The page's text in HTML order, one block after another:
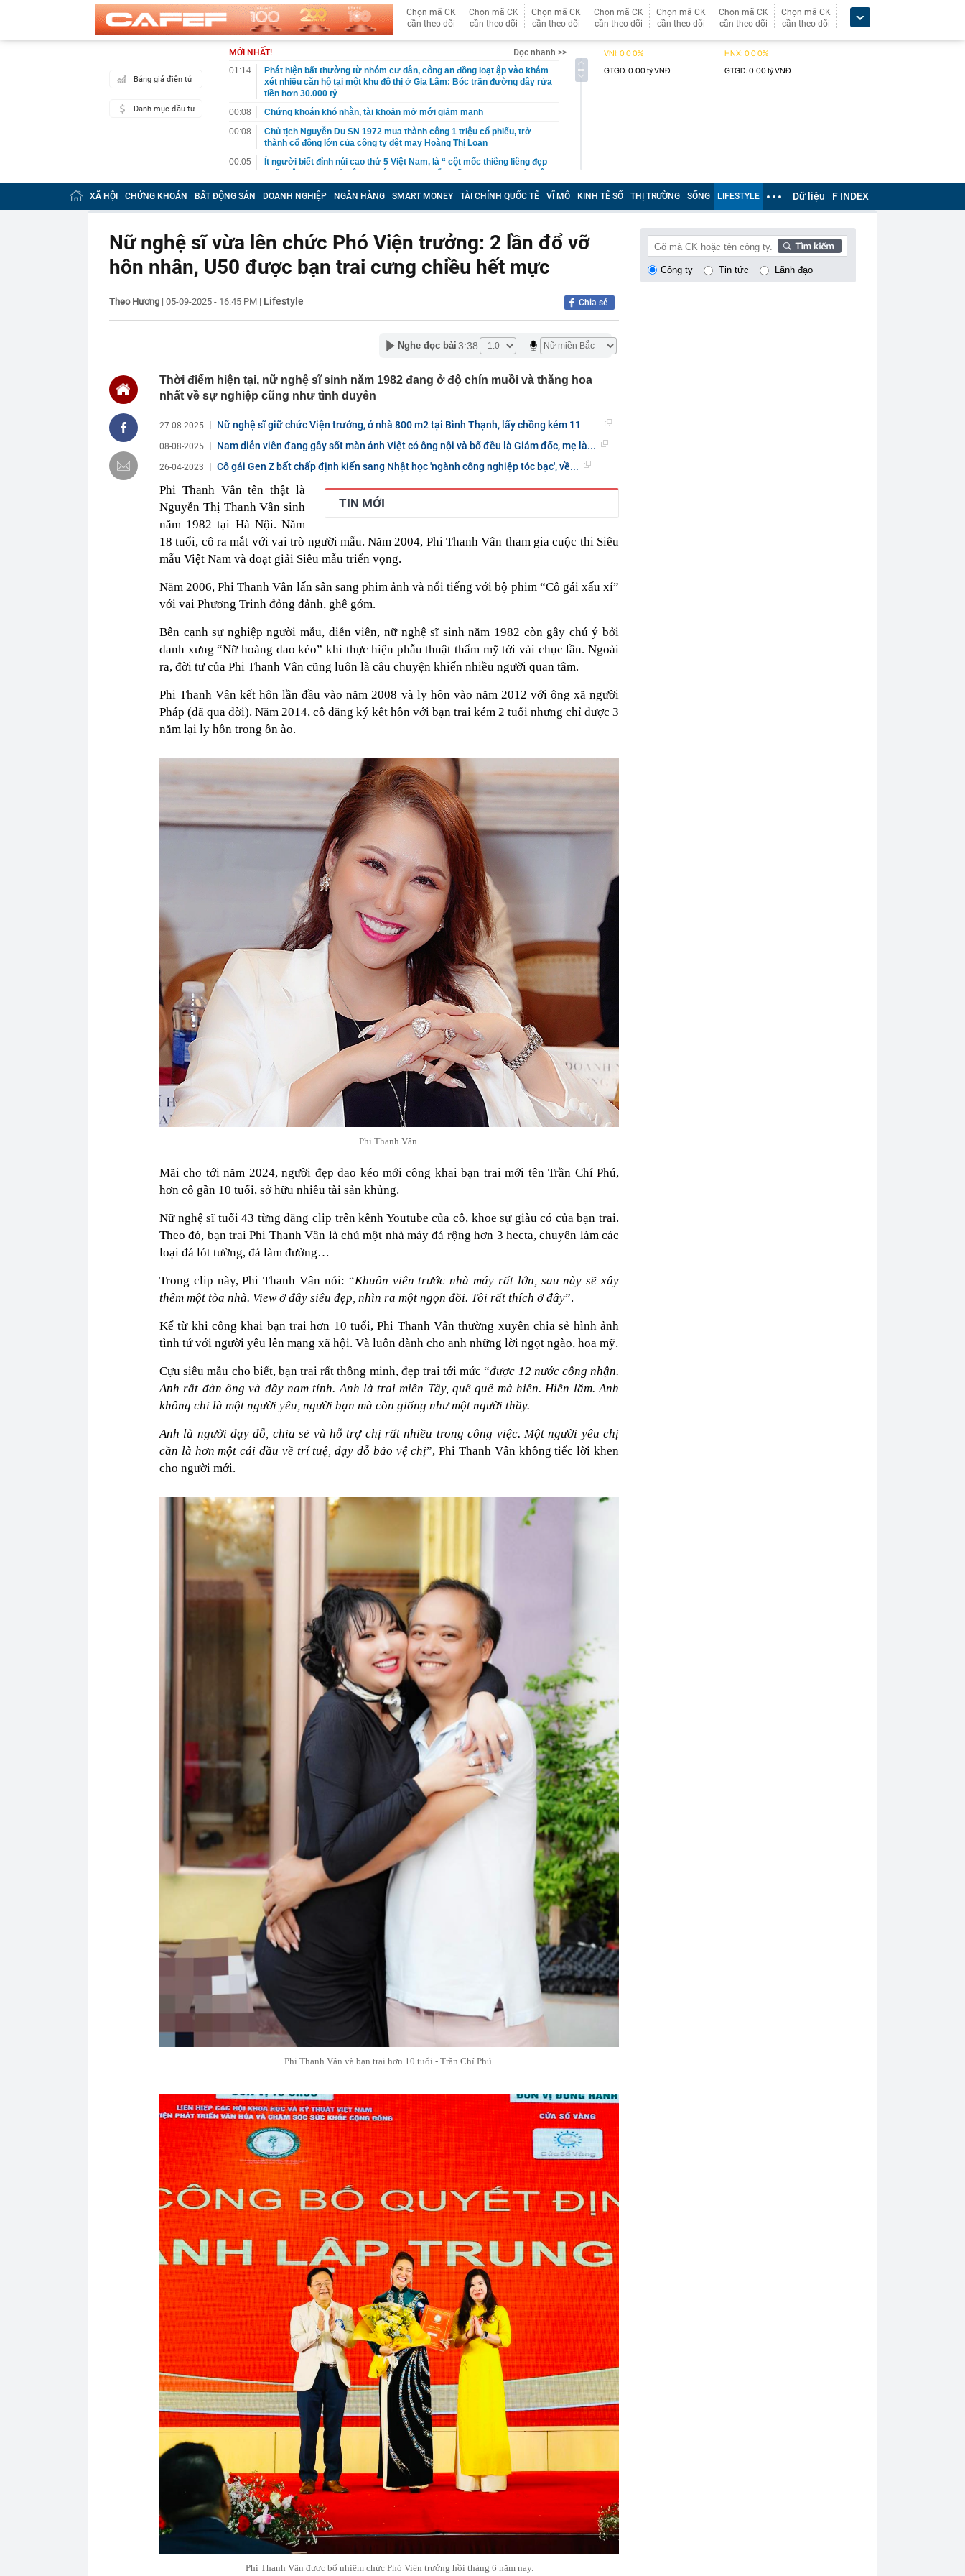
Chọn mã CK
cần theo dõi
Chọn mã CK
cần theo dõi
Chọn mã CK
cần theo dõi
Chọn mã CK
cần theo dõi
Chọn mã CK
cần theo dõi
Chọn mã CK
cần theo dõi
Chọn mã CK
cần theo dõi
Bảng giá điện tử
Danh mục đầu tư
MỚI NHẤT!
Đọc nhanh >>
01:14
Phát hiện bất thường từ nhóm cư dân, công an đồng loạt ập vào khám
xét nhiều căn hộ tại một khu đô thị ở Gia Lâm: Bóc trần đường dây rửa
tiền hơn 30.000 tỷ
00:08
Chứng khoán khó nhằn, tài khoản mở mới giảm mạnh
00:08
Chủ tịch Nguyễn Du SN 1972 mua thành công 1 triệu cổ phiếu, trở
thành cổ đông lớn của công ty dệt may Hoàng Thị Loan
00:05
Ít người biết đỉnh núi cao thứ 5 Việt Nam, là “ cột mốc thiêng liêng đẹp
trekking
Việt Nam có 1 hệ thống y khoa tư nhân sở hữu 14 bệnh viện, 2.900
giường bệnh, vừa được vinh danh "Hệ thống Y khoa tốt nhất Việt Nam
00:05
56 mã chứng khoán bị HoSE cắt margin trong tháng 8
00:03
Một doanh nghiệp Việt thu hơn 1 tỷ USD ở nước ngoài trong nửa đầu
năm 2026, lợi nhuận tăng hơn 120%
Chứng khoán Vietcap dự phóng VN-Index có thể chạm mốc 1.885 điểm
ngay trong tháng 8
Nắm trong tay Điện Máy Xanh, Bách Hóa Xanh, An Khang, vốn hóa
00:01
Khám xét ngôi nhà cổ, phát hiện 'kho báu' gồm 1.000 đồng tiền vàng và
5 thỏi vàng giấu trong nhiều ngăn bí mật - giá trị hơn 18 tỷ đồng
vượt Hàn Quốc và Nga, gấp gần 6 lần Ấn Độ
23:01
Người bán trái cây tiết lộ: Khách thường chọn quả to, người trong
23:00
Tiếp viên tàu cao tốc quỳ gối 1h an ủi khách: 7 năm sau ở khách sạn 5
sao nhiều hơn ở nhà, bay hạng thương gia
22:34
Cụ bà 70 tuổi có xương trẻ khỏe như phụ nữ 30, bác sĩ kinh ngạc khi
biết bí quyết
22:34
Ngôi nhà chứa đựng tâm huyết của NSND Tự Long
Một doanh nghiệp dầu khí đem hơn 42.200 tỷ đồng gửi ngân hàng
22:08
Lời khuyên cho những người không rút điện ấm siêu tốc trước khi ngủ
XÃ HỘI CHỨNG KHOÁN BẤT ĐỘNG SẢN DOANH NGHIỆP NGÂN HÀNG SMART MONEY TÀI CHÍNH QUỐC TẾ VĨ MÔ KINH TẾ SỐ THỊ TRƯỜNG SỐNG LIFESTYLE Dữ liệu F INDEX
Nữ nghệ sĩ vừa lên chức Phó Viện trưởng: 2 lần đổ vỡ
hôn nhân, U50 được bạn trai cưng chiều hết mực
Theo Hương | 05-09-2025 - 16:45 PM | Lifestyle Chia sẻ
Nghe đọc bài 3:38
Thời điểm hiện tại, nữ nghệ sĩ sinh năm 1982 đang ở độ chín muồi và thăng hoa
nhất về sự nghiệp cũng như tình duyên
27-08-2025
Nữ nghệ sĩ giữ chức Viện trưởng, ở nhà 800 m2 tại Bình Thạnh, lấy chồng kém 11
08-08-2025 Nam diễn viên đang gây sốt màn ảnh Việt có ông nội và bố đều là Giám đốc, mẹ là...
26-04-2023 Cô gái Gen Z bất chấp định kiến sang Nhật học 'ngành công nghiệp tóc bạc', về...
TIN MỚI
Phi Thanh Vân tên thật là
Nguyễn Thị Thanh Vân sinh
năm 1982 tại Hà Nội. Năm
18 tuổi, cô ra mắt với vai trò người mẫu. Năm 2004, Phi Thanh Vân tham gia cuộc thi Siêu
mẫu Việt Nam và đoạt giải Siêu mẫu triển vọng.
Năm 2006, Phi Thanh Vân lấn sân sang phim ảnh và nổi tiếng với bộ phim “Cô gái xấu xí”
với vai Phương Trinh đỏng đảnh, ghê gớm.
Bên cạnh sự nghiệp người mẫu, diễn viên, nữ nghệ sĩ sinh năm 1982 còn gây chú ý bởi
danh xưng “Nữ hoàng dao kéo” khi thực hiện phẫu thuật thẩm mỹ tới vài chục lần. Ngoài
ra, đời tư của Phi Thanh Vân cũng luôn là câu chuyện khiến nhiều người quan tâm.
Phi Thanh Vân kết hôn lần đầu vào năm 2008 và ly hôn vào năm 2012 với ông xã người
Pháp (đã qua đời). Năm 2014, cô đăng ký kết hôn với bạn trai kém 2 tuổi nhưng chỉ được 3
năm lại ly hôn trong ồn ào.
Phi Thanh Vân.
Mãi cho tới năm 2024, người đẹp dao kéo mới công khai bạn trai mới tên Trần Chí Phú,
hơn cô gần 10 tuổi, sở hữu nhiều tài sản khủng.
Nữ nghệ sĩ tuổi 43 từng đăng clip trên kênh Youtube của cô, khoe sự giàu có của bạn trai.
Theo đó, bạn trai Phi Thanh Vân là chủ một nhà máy đá rộng hơn 3 hecta, chuyên làm các
loại đá lót tường, đá làm đường…
Trong clip này, Phi Thanh Vân nói: “Khuôn viên trước nhà máy rất lớn, sau này sẽ xây
thêm một tòa nhà. View ở đây siêu đẹp, nhìn ra một ngọn đồi. Tôi rất thích ở đây”.
Kể từ khi công khai bạn trai hơn 10 tuổi, Phi Thanh Vân thường xuyên chia sẻ hình ảnh
tình tứ với người yêu lên mạng xã hội. Và luôn dành cho anh những lời ngọt ngào, hoa mỹ.
Cựu siêu mẫu cho biết, bạn trai rất thông minh, đẹp trai tới mức “được 12 nước công nhận.
Anh rất đàn ông và đầy nam tính. Anh là trai miền Tây, quê quê mà hiền. Hiền lắm. Anh
không chỉ là một người yêu, người bạn mà còn giống như một người thầy.
Anh là người dạy dỗ, chia sẻ và hỗ trợ chị rất nhiều trong công việc. Một người yêu chị
cần là hơn một cái đầu về trí tuệ, dạy dỗ bảo vệ chị”, Phi Thanh Vân không tiếc lời khen
cho người mới.
Phi Thanh Vân và bạn trai hơn 10 tuổi - Trần Chí Phú.
Phi Thanh Vân được bổ nhiệm chức Phó Viện trưởng hồi tháng 6 năm nay.
Công ty Tin tức Lãnh đạo